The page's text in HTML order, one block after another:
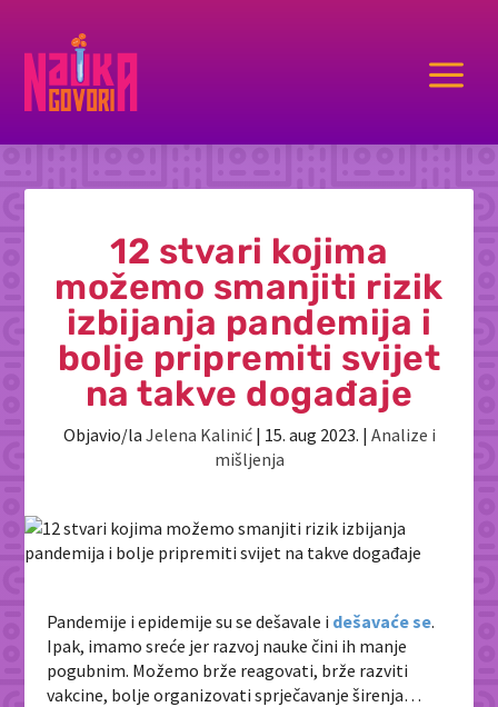
a
12 stvari kojima
možemo smanjiti rizik
izbijanja pandemija i
bolje pripremiti svijet
na takve događaje
Objavio/la Jelena Kalinić| 15. aug 2023. | Analize i
mišljenja
Pandemije i epidemije su se dešavale i dešavaće se.
Ipak, imamo sreće jer razvoj nauke čini ih manje
pogubnim. Možemo brže reagovati, brže razviti
vakcine, bolje organizovati sprječavanje širenja…